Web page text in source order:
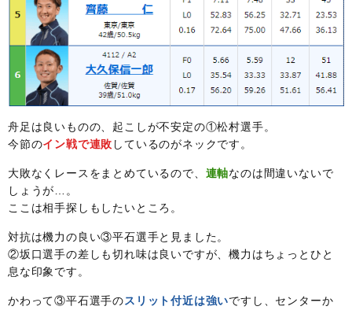
舟足は良いものの、起こしが不安定の①松村選手。
今節のイン戦で連敗 しているのがネックです。
大敗なくレースをまとめているので、 連軸なのは間違いないで
しょうが…。
ここは相手探しもしたいところ。
対抗は機力の良い③平石選手と見ました。
②坂口選手の差しも切れ味は良いですが、機力はちょっとひと
息な印象です。
かわって③平石選手のスリット付近は強いですし、センターか